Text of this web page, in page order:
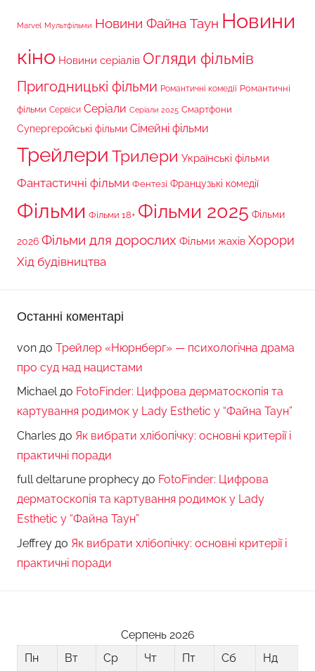
Marvel Мультфільми Новини Файна Таун Новини
кіно Новини серіалів Огляди фільмів
Пригодницькі фільми Романтичні комедії Романтичні
фільми Сервіси Серіали Серіали 2025 Смартфони
Супергеройські фільми Сімейні фільми
Трейлери Трилери Українські фільми
Фантастичні фільми Фентезі Французькі комедії
Фільми Фільми 18+ Фільми 2025 Фільми
2026 Фільми для дорослих Фільми жахів Хорори
Хід будівництва
Останні коментарі
von до Трейлер «Нюрнберг» — психологічна драма
про суд над нацистами
Michaelдо FotoFinder: Цифрова дерматоскопія та
картування родимок у Lady Esthetic у “Файна Таун”
Charles до Як вибрати хлібопічку: основні критерії і
практичні поради
full deltarune prophecy до FotoFinder: Цифрова
дерматоскопія та картування родимок у Lady
Esthetic у “Файна Таун”
Jeffrey до Як вибрати хлібопічку: основні критерії і
практичні поради
Серпень 2026
Пн
Вт Ср Чт Пт Сб Нд